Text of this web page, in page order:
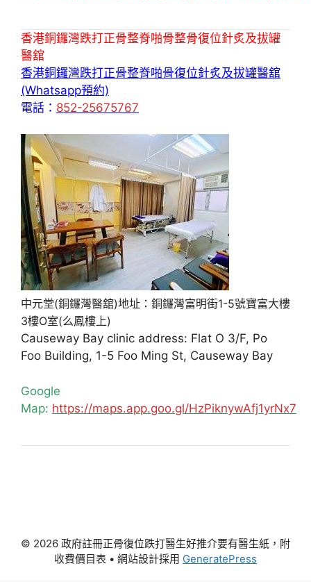
香港銅鑼灣跌打正骨整脊啪骨整骨復位針炙及拔罐
醫舘
香港銅鑼灣跌打正骨整脊啪骨復位針炙及拔罐醫舘
(Whatsapp預約)
電話： 852-25675767
中元堂(銅鑼灣醫舘)地址：銅鑼灣富明街1-5號寶富大樓
3樓O室(么鳳樓上)
Causeway Bay clinic address: Flat O 3/F, Po
Foo Building, 1-5 Foo Ming St, Causeway Bay
Google
Map: https://maps.app.goo.gl/HzPiknywAfj1yrNx7
© 2026 政府註冊正骨復位跌打醫生好推介要有醫生紙，附
收費價目表 • 網站設計採用 GeneratePress